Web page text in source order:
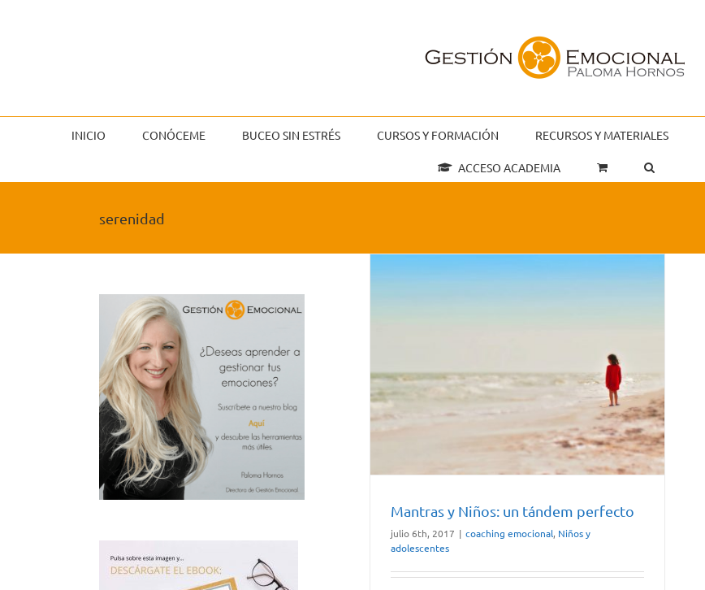
INICIO CONÓCEME BUCEO SIN ESTRÉS CURSOS Y FORMACIÓN RECURSOS Y MATERIALES
ACCESO ACADEMIA
serenidad
Mantras y Niños: un tándem perfecto
julio 6th, 2017 | coaching emocional, Niños y
adolescentes